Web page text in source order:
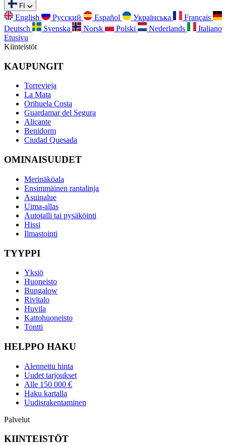
FI
English Русский Español Українська
Français
Deutsch
Svenska Norsk Polski Nederlands
Italiano
Etusivu
Kiinteistöt
KAUPUNGIT
Torrevieja
La Mata
Orihuela Costa
Guardamar del Segura
Alicante
Benidorm
Ciudad Quesada
OMINAISUUDET
Merinäköala
Ensimmäinen rantalinja
Asuinalue
Uima-allas
Autotalli tai pysäköinti
Hissi
Ilmastointi
TYYPPI
Yksiö
Huoneisto
Bungalow
Rivitalo
Huvila
Kattohuoneisto
Tontti
HELPPO HAKU
Alennettu hinta
Uudet tarjoukset
Alle 150 000 €
Haku kartalla
Uudisrakentaminen
Palvelut
KIINTEISTÖT